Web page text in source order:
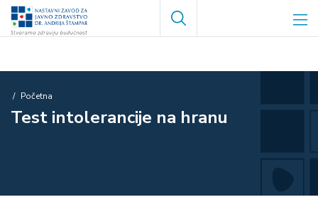
Skoči
Search
Breadcrumb
Početna
Test intolerancije na hranu